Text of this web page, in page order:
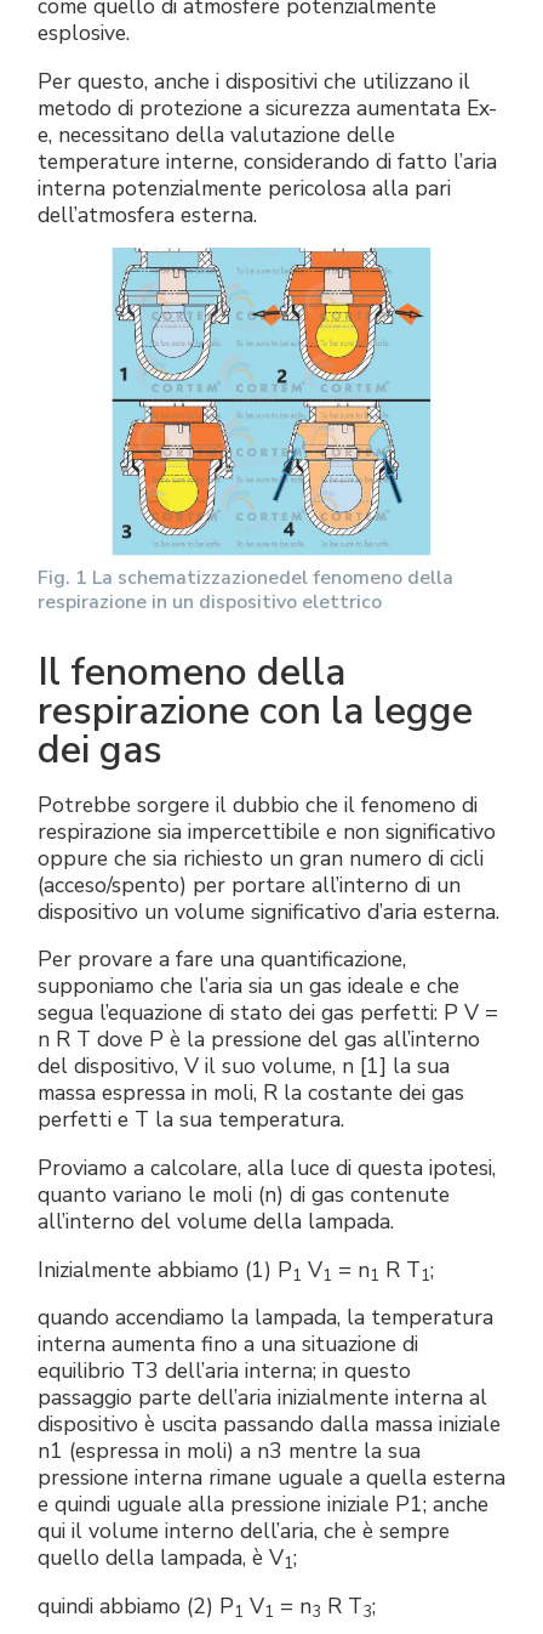
come quello di atmosfere potenzialmente
esplosive.
Per questo, anche i dispositivi che utilizzano il
metodo di protezione a sicurezza aumentata Ex-
e, necessitano della valutazione delle
temperature interne, considerando di fatto l’aria
interna potenzialmente pericolosa alla pari
dell’atmosfera esterna.
Fig. 1 La schematizzazionedel fenomeno della
respirazione in un dispositivo elettrico
Il fenomeno della
respirazione con la legge
dei gas
Potrebbe sorgere il dubbio che il fenomeno di
respirazione sia impercettibile e non significativo
oppure che sia richiesto un gran numero di cicli
(acceso/spento) per portare all’interno di un
dispositivo un volume significativo d’aria esterna.
Per provare a fare una quantificazione,
supponiamo che l’aria sia un gas ideale e che
segua l’equazione di stato dei gas perfetti: P V =
n R T dove P è la pressione del gas all’interno
del dispositivo, V il suo volume, n [1] la sua
massa espressa in moli, R la costante dei gas
perfetti e T la sua temperatura.
Proviamo a calcolare, alla luce di questa ipotesi,
quanto variano le moli (n) di gas contenute
all’interno del volume della lampada.
Inizialmente abbiamo (1) P1 V1 = n1 R T1;
quando accendiamo la lampada, la temperatura
interna aumenta fino a una situazione di
equilibrio T3 dell’aria interna; in questo
passaggio parte dell’aria inizialmente interna al
dispositivo è uscita passando dalla massa iniziale
n1 (espressa in moli) a n3 mentre la sua
pressione interna rimane uguale a quella esterna
e quindi uguale alla pressione iniziale P1; anche
qui il volume interno dell’aria, che è sempre
quello della lampada, è V1;
quindi abbiamo (2) P1 V1 = n3 R T3;